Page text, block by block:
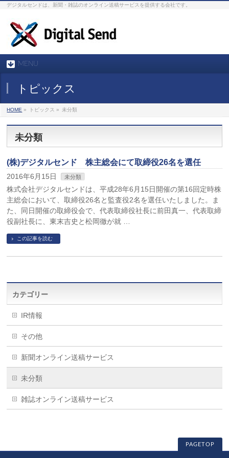
デジタルセンドは、新聞・雑誌のオンライン送稿サービスを提供する会社です。
MENU
トピックス
HOME » トピックス » 未分類
未分類
(株)デジタルセンド 株主総会にて取締役26名を選任
2016年6月15日 未分類
株式会社デジタルセンドは、平成28年6月15日開催の第16回定時株
主総会において、取締役26名と監査役2名を選任いたしました。ま
た、同日開催の取締役会で、代表取締役社長に前田真一、代表取締
役副社長に、東末吉史と松岡徹が就 …
この記事を読む
カテゴリー
IR情報
その他
新聞オンライン送稿サービス
未分類
雑誌オンライン送稿サービス
PAGETOP